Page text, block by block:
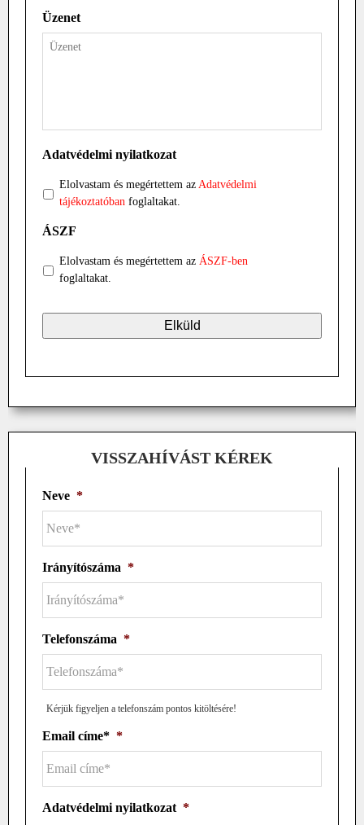
Üzenet
Adatvédelmi nyilatkozat
Elolvastam és megértettem az Adatvédelmi
tájékoztatóban foglaltakat.
ÁSZF
Elolvastam és megértettem az ÁSZF-ben
foglaltakat.
VISSZAHÍVÁST KÉREK
Neve *
Irányítószáma *
Telefonszáma *
Kérjük figyeljen a telefonszám pontos kitöltésére!
Email címe* *
Adatvédelmi nyilatkozat *